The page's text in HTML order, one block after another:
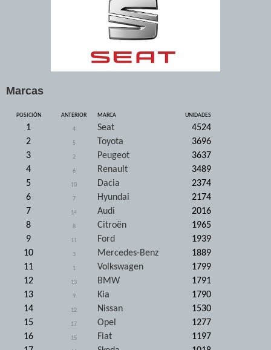
Marcas
POSICIÓN ANTERIOR MARCA UNIDADES
1 4 Seat
4524
2
5 Toyota
3696
3
2 Peugeot
3637
4
6 Renault
3489
5
10 Dacia
2374
6
7 Hyundai
2174
7
14 Audi
2016
8
8 Citroën
1965
9
11 Ford
1939
10
3 Mercedes-Benz
1889
11
1 Volkswagen
1799
12
13 BMW
1791
13
9 Kia
1790
14
12 Nissan
1530
15
17 Opel
1277
16
15 Fiat
1197